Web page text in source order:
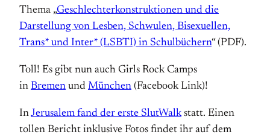
Thema „Geschlechterkonstruktionen und die
Darstellung von Lesben, Schwulen, Bisexuellen,
Trans* und Inter* (LSBTI) in Schulbüchern“ (PDF).
Toll! Es gibt nun auch Girls Rock Camps
in Bremen und München (Facebook Link)!
InJerusalem fand der erste SlutWalkstatt. Einen
tollen Bericht inklusive Fotos findet ihr auf dem